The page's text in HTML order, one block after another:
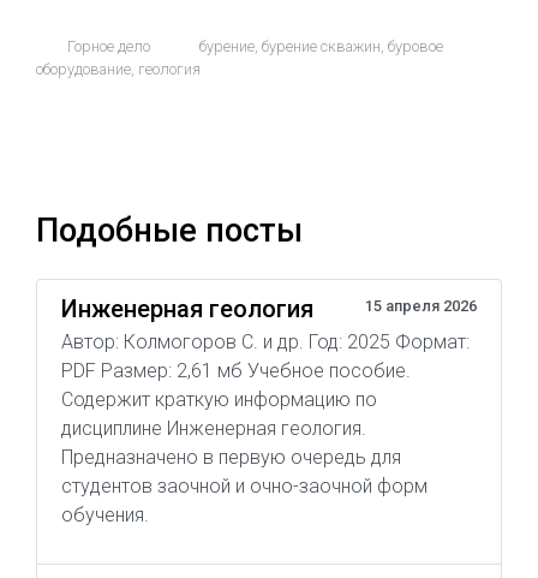
Горное дело бурение,бурение скважин,буровое
оборудование, геология
Подобные посты
Инженерная геология 15 апреля 2026
Автор: Колмогоров С. и др. Год: 2025 Формат:
PDF Размер: 2,61 мб Учебное пособие.
Содержит краткую информацию по
дисциплине Инженерная геология.
Предназначено в первую очередь для
студентов заочной и очно-заочной форм
обучения.